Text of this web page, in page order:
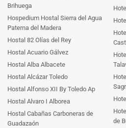
Brihuega
Hospedium Hostal Sierra del Agua
Paterna del Madera
Hostal 82 Olías del Rey
Hostal Acuario Gálvez
Hostal Alba Albacete
Hostal Alcázar Toledo
Hostal Alfonso XII By Toledo Ap
Hostal Alvaro I Alborea
Hostal Cabañas Carboneras de
Guadazaón
de